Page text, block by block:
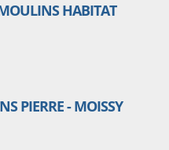
HABITAT
PIERRE - MOISSY